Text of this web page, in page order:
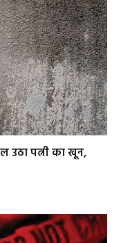
उठा पत्नी का खून,